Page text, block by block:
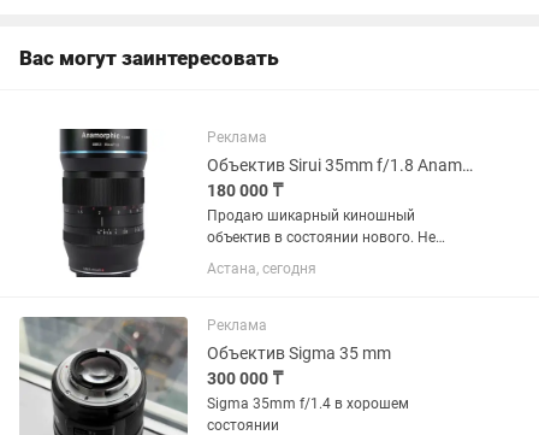
Вас могут заинтересовать
Реклама
Объектив Sirui 35mm f/1.8 Anamorphic 1.33x для Sony E
180 000 ₸
Продаю шикарный киношный
объектив в состоянии нового. Не
использовался. Родной чехол. Торг
есть, предлагайте цену - подумаем
1.33x для Sony E
Астана, сегодня
Реклама
Объектив Sigma 35 mm
300 000 ₸
Sigma 35mm f/1.4 в хорошем
состоянии